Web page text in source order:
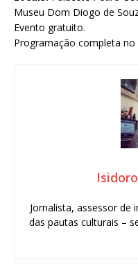
Museu Dom Diogo de
Evento gratuito.
Programação completa no
Jornalista, assessor de
das pautas culturais –